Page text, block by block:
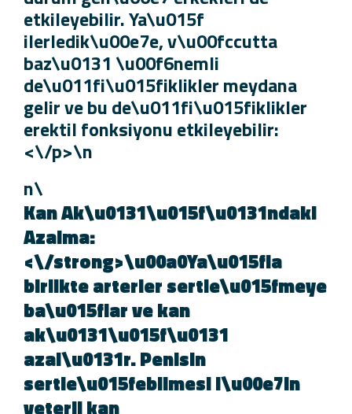
etkileyebilir. Ya\u015f
ilerledik\u00e7e, v\u00fccutta
baz\u0131 \u00f6nemli
de\u011fi\u015fiklikler meydana
gelir ve bu de\u011fi\u015fiklikler
erektil fonksiyonu etkileyebilir:
<\/p>\n
Kan Ak\u0131\u015f\u0131ndaki
Azalma:
<\/strong>\u00a0Ya\u015fla
birlikte arterler
ba\u015flar ve kan
ak\u0131\u015f\u0131
azal\u0131r. Penisin
sertle\u015febilmesi i\u00e7in
yeterli kan